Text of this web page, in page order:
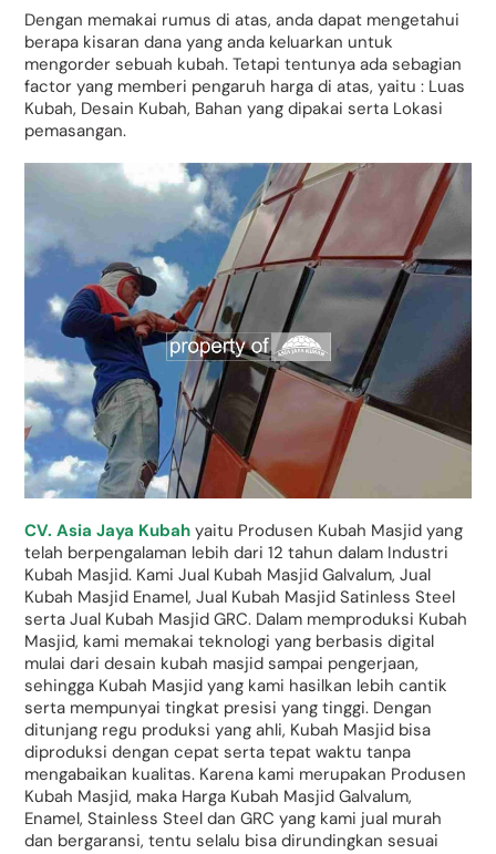
Dengan memakai rumus di atas, anda dapat mengetahui
berapa kisaran dana yang anda keluarkan untuk
mengorder sebuah kubah. Tetapi tentunya ada sebagian
factor yang memberi pengaruh harga di atas, yaitu : Luas
Kubah, Desain Kubah, Bahan yang dipakai serta Lokasi
pemasangan.
CV. Asia Jaya Kubah yaitu Produsen Kubah Masjid yang
telah berpengalaman lebih dari 12 tahun dalam Industri
Kubah Masjid. Kami Jual Kubah Masjid Galvalum, Jual
Kubah Masjid Enamel, Jual Kubah Masjid Satinless Steel
serta Jual Kubah Masjid GRC. Dalam memproduksi Kubah
Masjid, kami memakai teknologi yang berbasis digital
mulai dari desain kubah masjid sampai pengerjaan,
sehingga Kubah Masjid yang kami hasilkan lebih cantik
serta mempunyai tingkat presisi yang tinggi. Dengan
ditunjang regu produksi yang ahli, Kubah Masjid bisa
diproduksi dengan cepat serta tepat waktu tanpa
mengabaikan kualitas. Karena kami merupakan Produsen
Kubah Masjid, maka Harga Kubah Masjid Galvalum,
Enamel, Stainless Steel dan GRC yang kami jual murah
dan bergaransi, tentu selalu bisa dirundingkan sesuai